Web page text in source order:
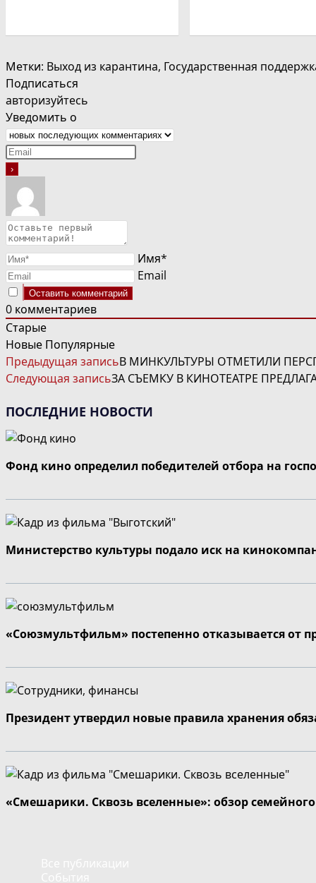
Метки: Выход из карантина, Государственная
Подписаться
авторизуйтесь
Уведомить о
Имя*
Email
0 комментариев
Старые
Новые Популярные
ЧИТАТЬ
ДАЛЕЕ
СТАТЬИ
Предыдущая записьВ МИНКУЛЬТУРЫ ОТМЕТИЛИ
Следующая записьЗА СЪЕМКУ В КИНОТЕАТРЕ
ПОСЛЕДНИЕ НОВОСТИ
Фонд кино определил победителей отбора на
Министерство культуры подало иск на
«Союзмультфильм» постепенно отказывается от
Президент утвердил новые правила хранения
«Смешарики. Сквозь вселенные»: обзор